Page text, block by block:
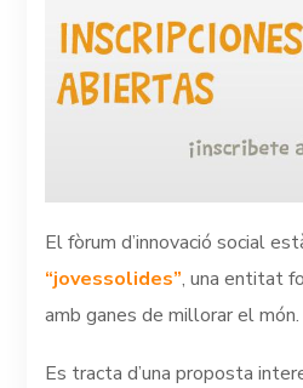
El fòrum d’innovació social
“jovessolides”, una entitat
amb ganes de millorar el món.
Es tracta d’una proposta